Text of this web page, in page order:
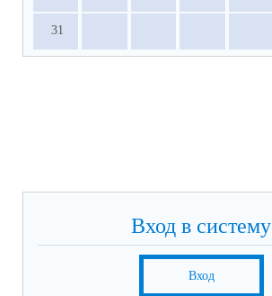
31
Вход в систему
Вход